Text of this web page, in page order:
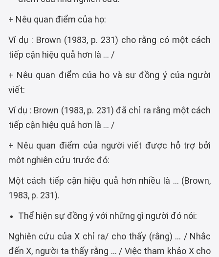
+ Nêu quan điểm của họ:
Ví dụ : Brown (1983, p. 231) cho rằng có một cách
tiếp cận hiệu quả hơn là ... /
+ Nêu quan điểm của họ và sự đồng ý của người
viết:
Ví dụ : Brown (1983, p. 231) đã chỉ ra rằng một cách
tiếp cận hiệu quả hơn là ... /
+ Nêu quan điểm của người viết được hỗ trợ bởi
một nghiên cứu trước đó:
Một cách tiếp cận hiệu quả hơn nhiều là ... (Brown,
1983, p. 231).
Thể hiện sự đồng ý với những gì người đó nói:
Nghiên cứu của X chỉ ra/ cho thấy (rằng) ... / Nhắc
đến X, người ta thấy rằng ... / Việc tham khảo X cho